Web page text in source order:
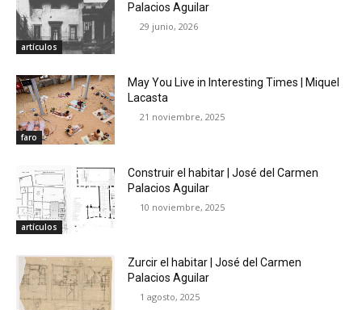
artículos
Palacios Aguilar
29 junio, 2026
faro
May You Live in Interesting Times | Miquel
Lacasta
21 noviembre, 2025
artículos
Construir el habitar | José del Carmen
Palacios Aguilar
10 noviembre, 2025
Zurcir el habitar | José del Carmen
Palacios Aguilar
1 agosto, 2025